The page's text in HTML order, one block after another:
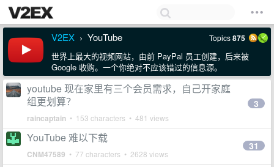
V2EX › YouTube Topics875
世界上最大的视频网站，由前 PayPal 员工创建，后来被
Google 收购。一个你绝对不应该错过的信息源。
youtube 现在家里有三个会员需求，自己开家庭
组更划算？
raincaptain • 153 characters • 481 views
3
YouTube 难以下载
CNM47589 • 77 characters • 2628 views
31